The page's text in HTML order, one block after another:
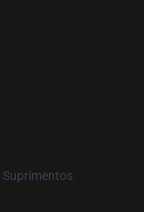
Suprimentos